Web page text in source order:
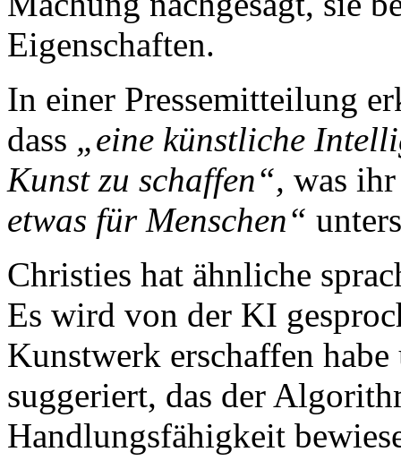
Eigenschaften.
In einer Pressemitteilung
dass „eine künstliche
Kunst zu schaffen“, was
etwas für Menschen“
Christies hat ähnliche
Es wird von der KI
Kunstwerk erschaffen
suggeriert, das der
Handlungsfähigkeit